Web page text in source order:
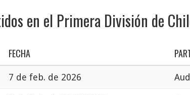
en el Primera División de
FECHA
7 de feb. de 2026